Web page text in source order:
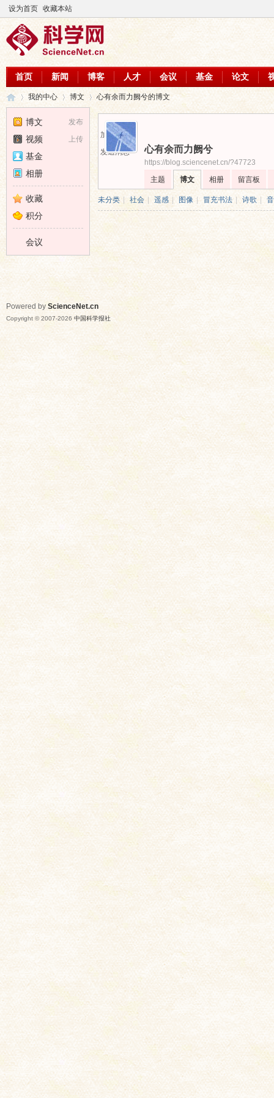
设为首页 收藏本站
首页 新闻 博客 人才 会议 基金 论文
›
我的中心 博文 心有余而力阙兮的博文
加为好友
发送消息
心有余而力阙兮
https://blog.sciencenet.cn/?47723
主题
博文 相册 留言板
未分类 社会 遥感 | 图像 | 冒充书法 | 诗歌
发布
博文
上传
视频
基金
相册
收藏
积分
会议
Powered by ScienceNet.cn
Copyright © 2007-2026 中国科学报社